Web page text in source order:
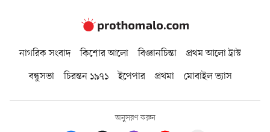
নাগরিক সংবাদ কিশোর আলো বিজ্ঞানচিন্তা
প্রথম আলো ট্রাস্ট
বন্ধুসভা
চিরন্তন ১৯৭১ ইপেপার প্রথমা মোবাইল ভ্যাস
অনুসরণ করুন